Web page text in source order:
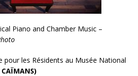
Piano and Chamber Music –
pour les Résidents au Musée National
CAÏMANS)